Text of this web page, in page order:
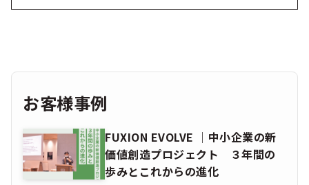
お客様事例
FUXION EVOLVE │中小企業の新
価値創造プロジェクト ３年間の
歩みとこれからの進化